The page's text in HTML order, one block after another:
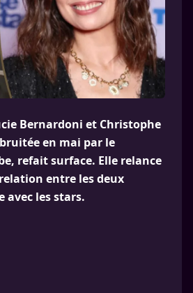
Bernardoni et Christophe
en mai par le
refait surface. Elle relance
entre les deux
avec les stars.